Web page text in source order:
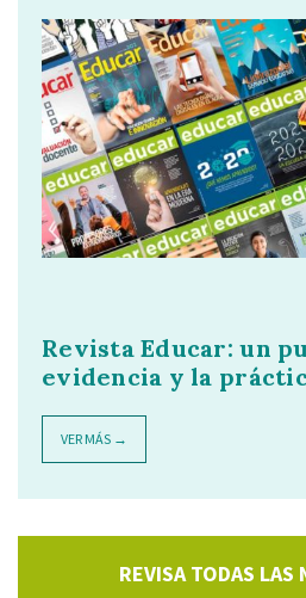
Revista Educar: un
evidencia y la
VER MÁS →
REVISA TODAS